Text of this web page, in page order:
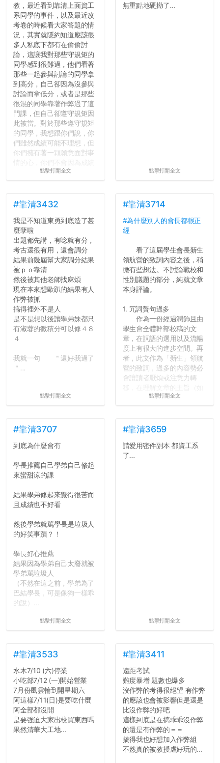
教，最近看到靠清上面資工
系同學的事件，以及最近改
考卷的時候看大家答題的情
況，其實就隱約知道應該很
多人私底下都有在偷偷討
論，這讓我對那些守規矩的
同學感到很難過，他們看著
那些一起參與討論的同學拿
到高分，自己卻因為沒參與
討論而拿低分，或者是那些
很混的同學靠著作弊過了這
門課，但自己卻遵守規矩因
此被當。對於那些遵守規矩
的同學，我想跟你們說，你
們雖然成績可能不理想，但
你們擁有著一顆願意面對事
壓力而選擇逃避(作弊)，在
績無法體現你們的努力，但
往後你們正直的態度一定會
讓你們在社會上適應得更
好。最後，那些作弊的同
學，你們要瞭解到作弊對你
們而言是沒有任何好處的，
大學是你們唯一可以勇敢認
錯但不需要付出太大代價的
地方，你們在這時候如果不
會學會...
點擊打開全文
無重點地硬拗了...
點擊打開全文
#靠清3432
我是不知道東勇到底造了甚
麼孽啦
出題都先講，有唸就有分，
考古還很有用，還會調分
結果前幾屆幫大家調分結果
被ｐｏ靠清
然後被其他老師找麻煩
現在本來想歐趴的結果有人
作弊被抓
搞得裡外不是人
是不是想以後讓學弟妹都只
有淑蓉的微積分可以修４８
４
我就一句 ＂還好我過了
＂...
點擊打開全文
#靠清3714
#為什麼別人的會長都很正
經
看了這屆學生會長新生
領航營的致詞內容之後，稍
微有些想法。不討論戰校和
性別議題的部分，純就文章
本身評論。
1. 冗詞贅句過多
作為一份經過潤飾且由
學生會全體幹部校稿的文
章，在詞語的選用以及流暢
度上有很大的進步空間。再
者，此文作為「新生」領航
營的致詞，過多的內容勢必
會讓讀者厭煩或注意力轉
果有的話）前就失去興趣。
的聲明一樣正式，但至少在
用字上多加留意。有些語句
用說的可能會引人發笑或多
聽幾句，但寫成文字時只會
點擊打開全文
#靠清3707
到底為什麼會有
學長推薦自己學弟自己修起
來蠻甜涼的課
結果學弟修起來覺得很苦而
且成績也不好看
然後學弟就罵學長是垃圾人
的好笑事蹟？！
學長好心推薦
結果因為學弟自己太廢就被
學弟罵垃圾人
（不然在這之前，學弟為了
巴結學長，可是像狗一樣乖
的說）...
點擊打開全文
#靠清3659
請愛用密件副本 都資工系
了...
點擊打開全文
#靠清3533
水木7/10 (六)停業
小吃部7/12 (一)開始營業
7月份風雲輪到開星期六
阿這樣7/11(日)是要吃什麼
阿全部都沒開
是要強迫大家出校買東西嗎
果然清華大工地...
#靠清3411
遠距考試
難度暴增 題數也爆多
沒作弊的考得很絕望 有作弊
的應該也會被影響但是還是
比沒作弊的好吧
這樣到底是在搞乖乖沒作弊
的還是有作弊的＝＝
搞得我也好想加入作弊組
不然真的被教授虐好玩的...